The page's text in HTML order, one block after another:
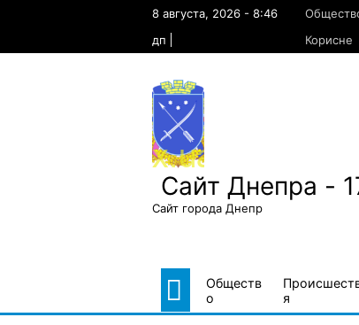
8 августа, 2026 - 8:46
дп
Корисне
Сайт Днепра -
Сайт города Днепр
Обществ
о
я